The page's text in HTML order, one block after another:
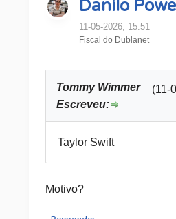
Danilo
11-05-2026, 15:51
Fiscal do Dublanet
(11-
Tommy Wimmer
Escreveu:
Taylor Swift
Motivo?